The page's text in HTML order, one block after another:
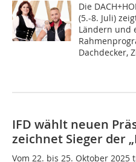
Die
(5.-8. Juli)
Ländern und
Dachdecker,
IFD wählt neuen
zeichnet Sieger der
Vom 22. bis 25. Oktober